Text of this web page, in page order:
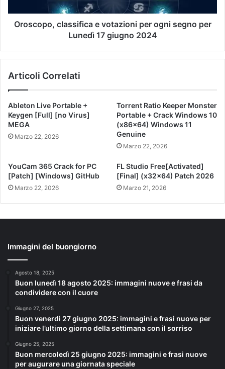
Oroscopo, classifica e votazioni per ogni segno per
Lunedì 17 giugno 2024
Articoli Correlati
Ableton Live Portable +
Keygen [Full] [no Virus]
MEGA
Marzo 22, 2026
Torrent Ratio Keeper Monster
Portable + Crack Windows 10
(x86x64) Windows 11
Genuine
Marzo 22, 2026
YouCam 365 Crack for PC
[Patch] [Windows] GitHub
Marzo 22, 2026
FL Studio Free[Activated]
[Final] (x32x64) Patch 2026
Marzo 21, 2026
Immagini del buongiorno
Agosto 18, 2025
Buon lunedì 18 agosto 2025: immagini nuove e frasi da
condividere con il cuore
Giugno 27, 2025
Buon venerdì 27 giugno 2025: immagini e frasi nuove per
iniziare l’ultimo giorno della settimana con il sorriso
Giugno 25, 2025
Buon mercoledì 25 giugno 2025: immagini e frasi nuove
per augurare una giornata speciale